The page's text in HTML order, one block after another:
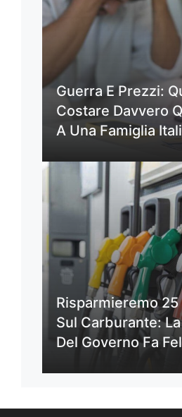
Guerra E Prezzi:
Costare Davvero
A Una Famiglia
Risparmieremo
Sul Carburante:
Del Governo Fa